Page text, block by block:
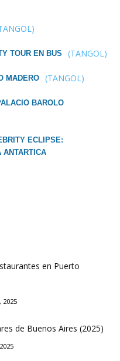
TOUR EN BUS (TANGOL)
MADERO (TANGOL)
BAROLO
ECLIPSE:
ANTARTICA
en Puerto
de Buenos Aires (2025)